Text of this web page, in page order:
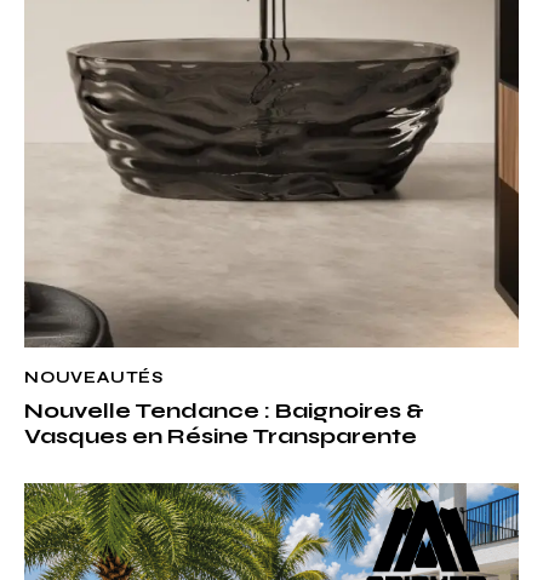
NOUVEAUTÉS
Nouvelle Tendance : Baignoires &
Vasques en Résine Transparente